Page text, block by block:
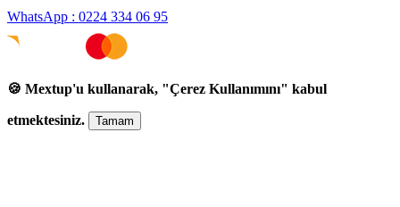
WhatsApp : 0224 334 06 95
🍪 Mextup'u kullanarak, "Çerez Kullanımını" kabul
etmektesiniz. Tamam